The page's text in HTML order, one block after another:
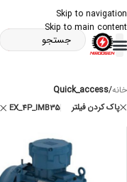
Skip to navigation
Skip to main content
خانه/
Quick_access
پاک کردن فیلتر EX_4P_IMB35